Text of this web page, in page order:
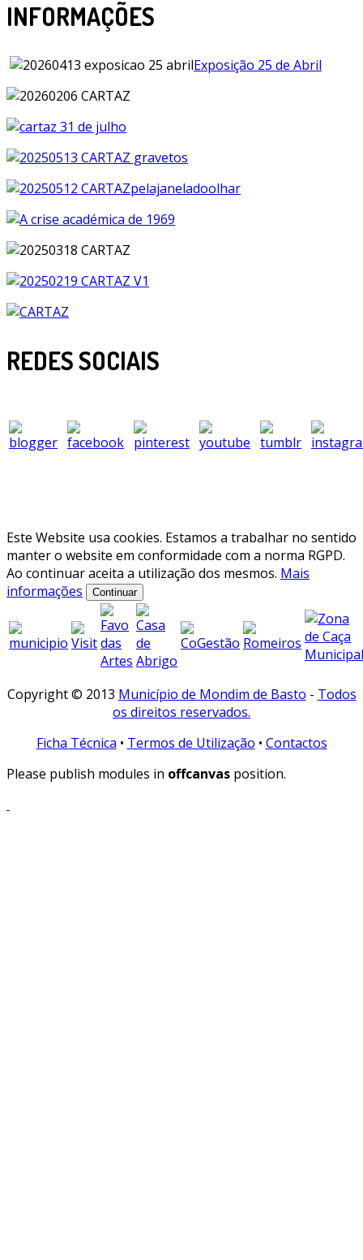
INFORMAÇÕES
Exposição 25 de Abril
REDES SOCIAIS
Este Website usa cookies. Estamos a trabalhar no sentido
manter o website em conformidade com a norma RGPD.
Ao continuar aceita a utilização dos mesmos. Mais
informações
Continuar
Copyright © 2013 Município de Mondim de Basto - Todos
os direitos reservados.
Ficha Técnica • Termos de Utilização • Contactos
Please publish modules in offcanvas position.